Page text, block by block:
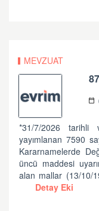
MEVZUAT
*31/7/2026 tarihli
yayımlanan 7590
Kararnamelerde
üncü maddesi
alan mallar (13/10/
Detay Eki